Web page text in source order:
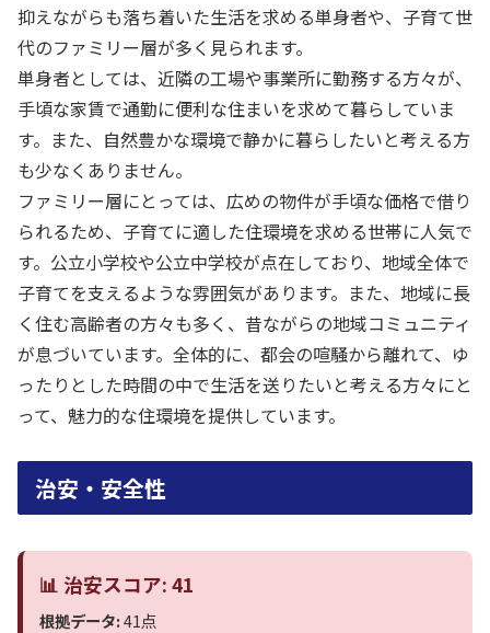
抑えながらも落ち着いた生活を求める単身者や、子育て世
代のファミリー層が多く見られます。
単身者としては、近隣の工場や事業所に勤務する方々が、
手頃な家賃で通勤に便利な住まいを求めて暮らしていま
す。また、自然豊かな環境で静かに暮らしたいと考える方
も少なくありません。
ファミリー層にとっては、広めの物件が手頃な価格で借り
られるため、子育てに適した住環境を求める世帯に人気で
す。公立小学校や公立中学校が点在しており、地域全体で
子育てを支えるような雰囲気があります。また、地域に長
く住む高齢者の方々も多く、昔ながらの地域コミュニティ
が息づいています。全体的に、都会の喧騒から離れて、ゆ
ったりとした時間の中で生活を送りたいと考える方々にと
って、魅力的な住環境を提供しています。
治安・安全性
📊 治安スコア: 41
根拠データ:41点